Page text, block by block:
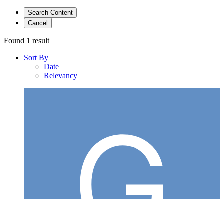
Search Content
Cancel
Found 1 result
Sort By
Date
Relevancy